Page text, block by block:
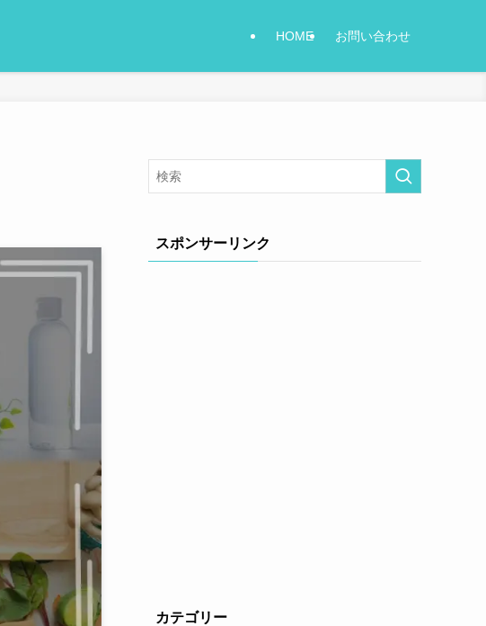
HOME お問い合わせ
スポンサーリンク
カテゴリー